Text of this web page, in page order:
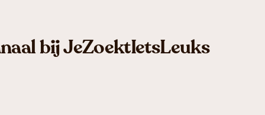
bij JeZoektIetsLeuks